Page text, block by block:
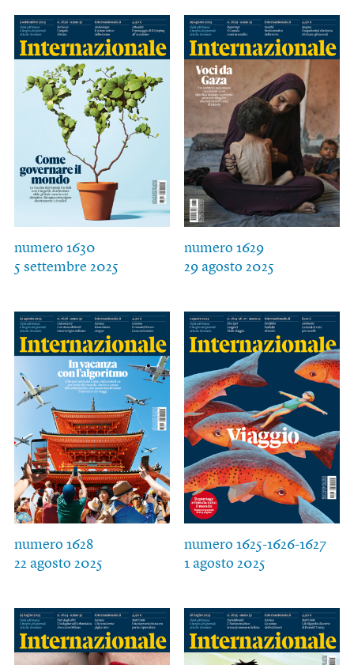
numero 1630
5 settembre 2025
numero 1629
29 agosto 2025
numero 1628
22 agosto 2025
numero 1625-1626-1627
1 agosto 2025